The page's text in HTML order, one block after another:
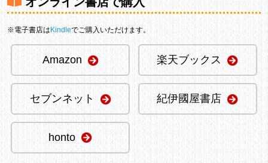
※電子書店は Kindleでご購入いただけます。
Amazon 楽天ブックス
セブンネット 紀伊國屋書店
honto